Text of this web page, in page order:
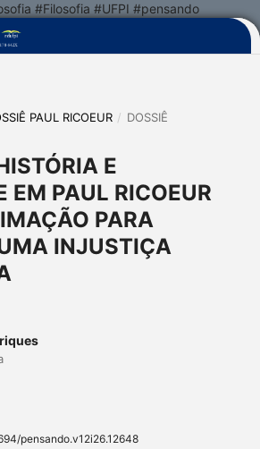
#Filosofia #UFPI #pensando
PAUL RICOEUR / DOSSIÊ
E
EM PAUL RICOEUR
PARA
INJUSTIÇA
pensando.v12i26.12648